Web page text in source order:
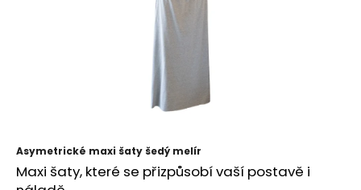
Asymetrické maxi šaty šedý melír
Maxi šaty, které se přizpůsobívaší postavě i
t
e